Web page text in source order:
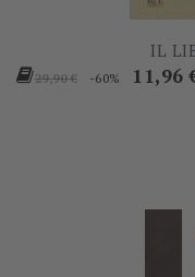
IL
Prezzo
29,90 € -60% 11,96